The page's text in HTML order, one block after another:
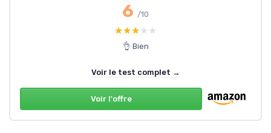
6 /10
★★★★★
★★★★★
👌 Bien
Voir le test complet →
Voir l'offre